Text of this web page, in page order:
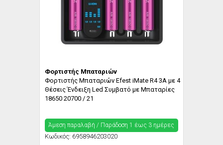
Φορτιστής Μπαταριών
Φορτιστής Μπαταριών Efest iMate R4 3A με 4
Θέσεις Ένδειξη Led Συμβατό με Μπαταρίες
18650 20700 / 21
Άμεση παραλαβή / Παράδoση 1 έως 3 ημέρες
Κωδικός: 6958946203020